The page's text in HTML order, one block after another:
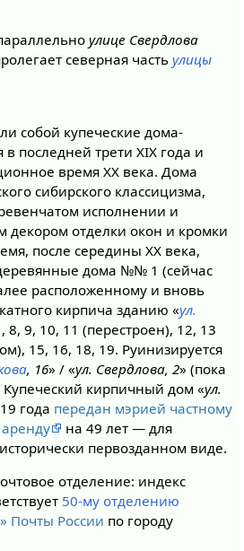
улице Свердлова
северная часть улицы
собой купеческие дома-
последней трети XIX года и
время XX века. Дома
сибирского классицизма,
исполнении и
отделки окон и кромки
после середины XX века,
дома №№ 1 (сейчас
расположенному и вновь
кирпича зданию «ул.
8, 9, 10, 11 (перестроен), 12, 13
15, 16, 18, 19. Руинизируется
, 16» / «ул. Свердлова, 2» (пока
кирпичный дом «ул.
года передан мэрией частному
на 49 лет — для
первозданном виде.
отделение: индекс
50-му отделению
Почты России по городу